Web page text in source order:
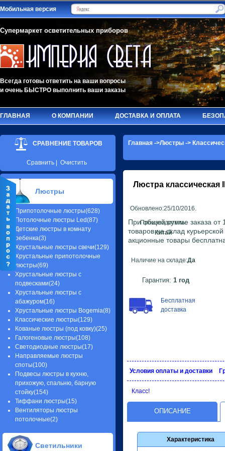
Мобильная версия
Супермаркет осветительных приборов
Всегда готовы ответить на ваши вопросы
и очень БЫСТРО выполнить ваши заказы
ГЛАВНАЯ О КОМПАНИИ ДОСТАВКА И ОПЛАТА
Главная ->Люстры ->
Люстра классическая
Обновлено:25/10/2016.
Производитель:
Китай
Наличие на складе:Да
Гарантия: 1 год
Бесплатная
доставка
При общей сумме заказа от
товаров на склад
акционные товары
Условия оплаты и доставки
Класс!
ОПИСАНИЕ
Характеристика
СРАВНЕНИЕ ТОВАРОВ
Сравнить Очистить
Люстры
Припотолочные люстры(628)
Потолочные люстры Led(87)
Детские люстры в комнату
ребенка(3)
Хрустальные люстры свечи(129)
Хрустальные припотолочные
люстры(69)
Хрустальные люстры с
подвесками(24)
Хрустальные люстры с
абажуром(16)
Хрустальные люстры Bogemia(8)
Классические люстры(129)
Кованые люстры (под ковку)(25)
Галогеновые люстры(108)
Светодиодные люстры(17)
Направляемые люстры
споты(100)
Подвесы люстры в кухню,
прихожую, спальню, барную
стойку(154)
Тиффани люстры(15)
Вентиляторы люстры
потолочные(2)
Светильники